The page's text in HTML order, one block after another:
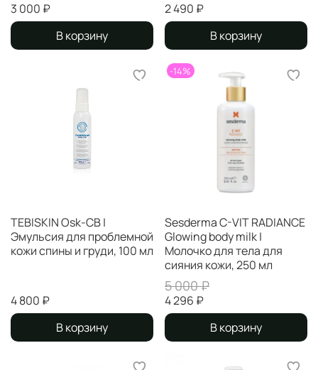
3 000 ₽
В корзину
2 490 ₽
В корзину
TEBISKIN Osk-CB |
Эмульсия для проблемной
кожи спины и груди, 100 мл
4 800 ₽
В корзину
-14%
Sesderma C-VIT RADIANCE
Glowing body milk |
Молочко для тела для
сияния кожи, 250 мл
5 000 ₽
4 296 ₽
В корзину